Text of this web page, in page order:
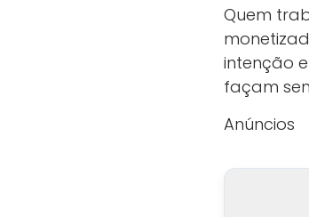
Quem
intenção
façam
Anúncios